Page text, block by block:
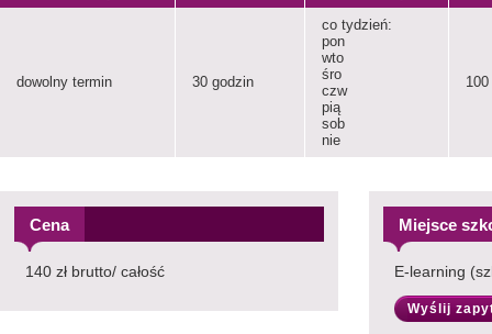
dowolny termin 30 godzin
co tydzień:
pon
wto
śro
czw
pią
sob
nie
100
Cena
140 zł brutto/ całość
Miejsce
E-learning
Wyślij